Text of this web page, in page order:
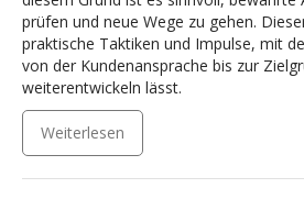
prüfen und neue Wege zu gehen.
praktische Taktiken und Impulse, mit
von der Kundenansprache bis zur
weiterentwickeln lässt.
Weiterlesen